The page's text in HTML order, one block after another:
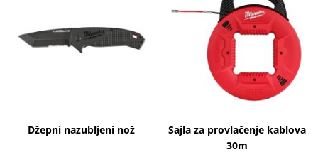
Džepni nazubljeni nož
Sajla za provlačenje kablova
30m